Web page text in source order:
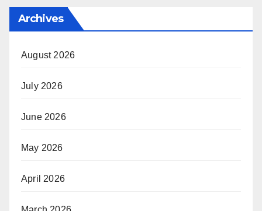
Archives
August 2026
July 2026
June 2026
May 2026
April 2026